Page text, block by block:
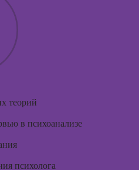
теорий
в психоанализе
психолога